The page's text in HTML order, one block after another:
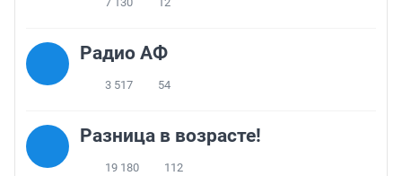
Радио АФ
3 517 54
Разница в возрасте!
19 180 112